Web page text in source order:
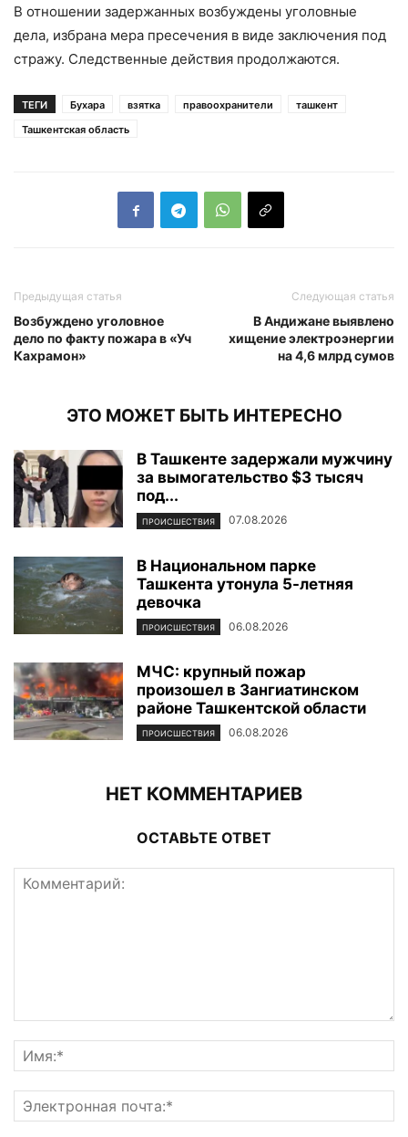
В отношении задержанных возбуждены уголовные
дела, избрана мера пресечения в виде заключения под
стражу. Следственные действия продолжаются.
ТЕГИ Бухара взятка правоохранители
ташкент
Ташкентская область
Предыдущая статья
Возбуждено уголовное
дело по факту пожара в «Уч
Кахрамон»
Следующая статья
В Андижане выявлено
хищение электроэнергии
на 4,6 млрд сумов
ЭТО МОЖЕТ БЫТЬ ИНТЕРЕСНО
В Ташкенте задержали мужчину
за вымогательство $3 тысяч
под...
ПРОИСШЕСТВИЯ 07.08.2026
В Национальном парке
Ташкента утонула 5-летняя
девочка
ПРОИСШЕСТВИЯ 06.08.2026
МЧС: крупный пожар
произошел в Зангиатинском
районе Ташкентской области
ПРОИСШЕСТВИЯ 06.08.2026
НЕТ КОММЕНТАРИЕВ
ОСТАВЬТЕ ОТВЕТ